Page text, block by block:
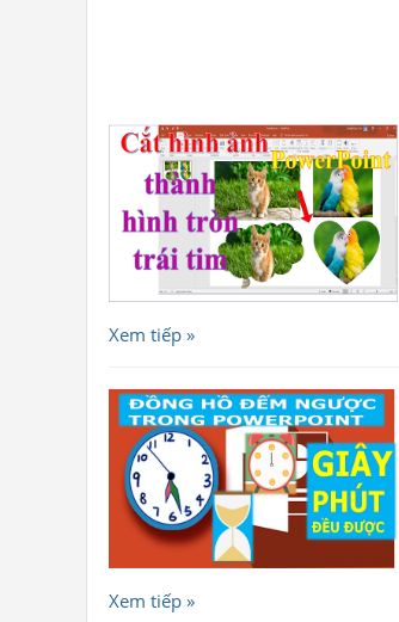
Xem tiếp »
Xem tiếp »